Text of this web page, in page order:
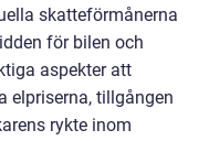
skatteförmånerna
för bilen och
aspekter att
elpriserna, tillgången
rykte inom